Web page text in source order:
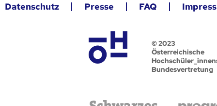
Datenschutz Presse FAQ
© 2023
Österreichische
Bundesvertretung